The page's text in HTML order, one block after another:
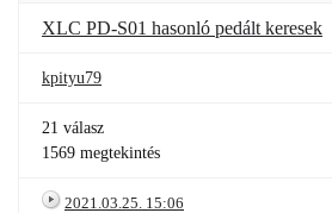
XLC PD-S01 hasonló pedált keresek
kpityu79
21 válasz
1569 megtekintés
2021.03.25. 15:06